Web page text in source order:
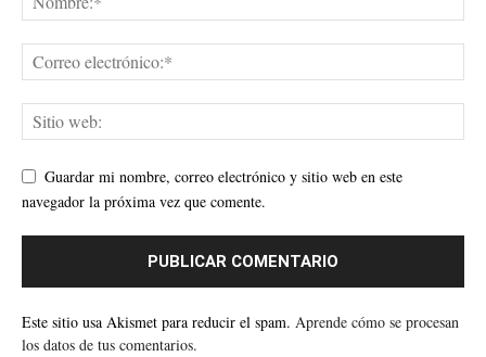
Guardar mi nombre, correo electrónico y sitio web en este
navegador la próxima vez que comente.
Este sitio usa Akismet para reducir el spam. Aprende cómo se procesan
los datos de tus comentarios.